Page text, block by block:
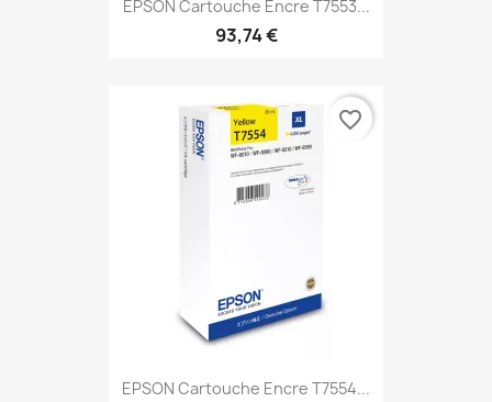
EPSON Cartouche Encre T7553...
93,74 €
EPSON Cartouche Encre T7554...
favorite_border